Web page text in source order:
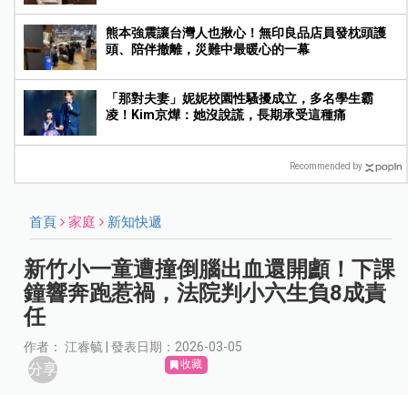
熊本強震讓台灣人也揪心！無印良品店員發枕頭護
頭、陪伴撤離，災難中最暖心的一幕
「那對夫妻」妮妮校園性騷擾成立，多名學生霸
凌！Kim京燁：她沒說謊，長期承受這種痛
Recommended by
首頁 家庭 新知快遞
新竹小一童遭撞倒腦出血還開顱！下課
鐘響奔跑惹禍，法院判小六生負8成責
任
作者： 江睿毓 | 發表日期：2026-03-05
分享 收藏